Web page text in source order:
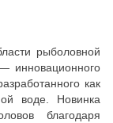
рыболовной
инновационного
как
воде. Новинка
благодаря